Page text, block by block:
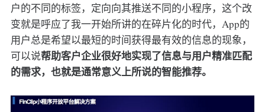
户的不同的标签，定向向其推送不同的小程序，这个改
变就是呼应了我一开始所讲的在碎片化的时代，App的
用户总是希望以最短的时间获得最有效的信息的现象，
可以说帮助客户企业很好地实现了信息与用户精准匹配
的需求，也就是通常意义上所说的智能推荐。